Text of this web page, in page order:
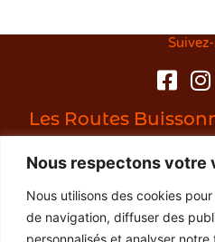
Nous respectons votre
Nous utilisons des cookies
de navigation, diffuser des
personnalisés et analyser
Les Routes
29300 Baye
06 03 06 32 23